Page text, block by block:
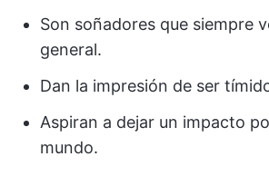
Son soñadores que siempre
general.
Dan la impresión de ser
Aspiran a dejar un impacto
mundo.